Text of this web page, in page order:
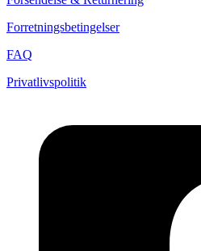
Forretningsbetingelser
FAQ
Privatlivspolitik